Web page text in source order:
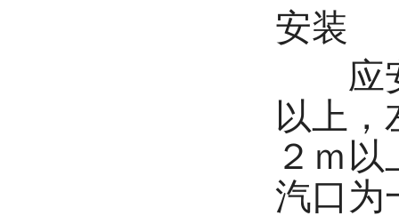
安装
应安
以上，
２ｍ
汽口为